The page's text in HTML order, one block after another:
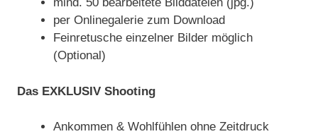
per Onlinegalerie zum Download
Feinretusche einzelner Bilder möglich
(Optional)
Das EXKLUSIV Shooting
Ankommen & Wohlfühlen ohne Zeitdruck